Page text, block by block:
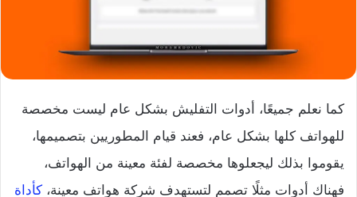
كما نعلم جميعًا، أدوات التفليش بشكل عام ليست مخصصة
للهواتف كلها بشكل عام، فعند قيام المطوريين بتصميمها،
يقوموا بذلك ليجعلوها مخصصة لفئة معينة من الهواتف،
فهناك أدوات مثلًا تصمم لتستهدف شركة هواتف معينة، كأداة